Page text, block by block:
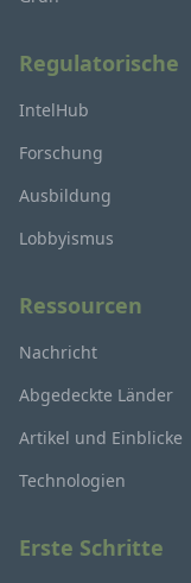
Regulatorische
IntelHub
Forschung
Ausbildung
Lobbyismus
Ressourcen
Nachricht
Abgedeckte Länder
Artikel und Einblicke
Technologien
Erste Schritte